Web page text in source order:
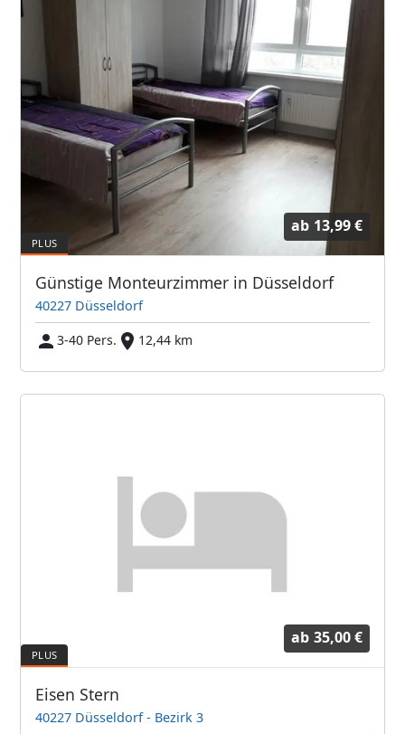
ab 13,99 €
Günstige Monteurzimmer in Düsseldorf
40227 Düsseldorf
3-40 Pers.
12,44 km
ab 35,00 €
Eisen Stern
40227 Düsseldorf - Bezirk 3